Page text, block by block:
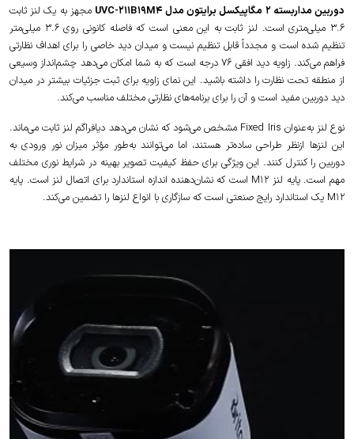
دوربین مداربسته 2 مگاپیکسل برایتون مدل UVC-211B19M4
مجهز به یک لنز ثابت
3.6 میلی‌متری است. لنز ثابت به این معنی است که فاصله کانونی روی 3.6 میلی‌متر
تنظیم شده است و مجدداً قابل تنظیم نیست و میدان دید خاصی را برای اهداف نظارتی
فراهم می‌کند. زاویه دید افقی 76 درجه است که به شما امکان می‌دهد چشم‌انداز وسیعی
از منطقه تحت نظارت را داشته باشید. این نمای زاویه برای ثبت جزئیات بیشتر در میدان
دید دوربین مفید است و آن را برای برنامه‌های نظارتی مختلف مناسب می‌کند.
نوع لنز به‌عنوان Fixed Iris مشخص می‌شود که نشان می‌دهد دیافراگم لنز ثابت می‌ماند.
این لنزها ازنظر طراحی ساده‌تر هستند، اما می‌توانند به‌طور مؤثر میزان نور ورودی به
دوربین را کنترل کنند. این ویژگی برای حفظ کیفیت تصویر بهینه در شرایط نوری مختلف
مهم است. پایه لنز M12 است که نشان‌دهنده اندازه استاندارد برای اتصال لنز است. پایه
M12 یک استاندارد رایج صنعتی است که سازگاری با انواع لنزها را تضمین می‌کند.